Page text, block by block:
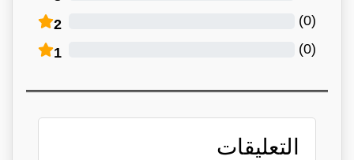
2 (
0
)
1 (
0
)
التعليقات